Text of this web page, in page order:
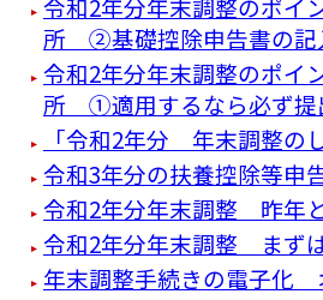
令和2年分年末調整のポイ
所 ②基礎控除申告書の記
令和2年分年末調整のポイ
所 ①適用するなら必ず提
「令和2年分 年末調整
令和3年分の扶養控除等
令和2年分年末調整 昨年
令和2年分年末調整 まず
年末調整手続きの電子化